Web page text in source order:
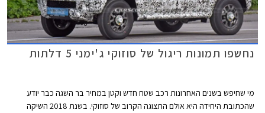
נחשפו תמונות ריגול של סוזוקי ג'ימני 5 דלתות
מי שחיפש בשנים האחרונות רכב שטח חדש וקטן במחיר בר השגה כבר יודע
שהכתובת היחידה היא אולם התצוגה הקרוב של סוזוקי. בשנת 2018 השיקה